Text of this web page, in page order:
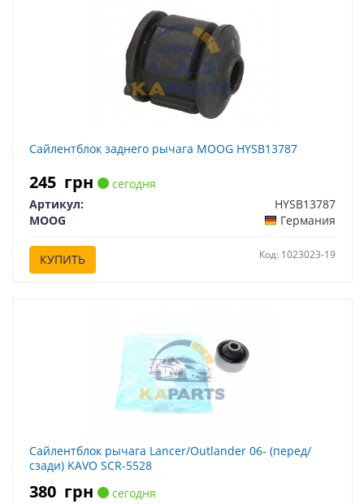
Сайлентблок заднего рычага MOOG HYSB13787
245 грн
сегодня
Артикул:
HYSB13787
MOOG
Германия
КУПИТЬ Код: 1023023-19
Сайлентблок рычага Lancer/Outlander 06- (перед/
сзади) KAVO SCR-5528
380 грн
сегодня